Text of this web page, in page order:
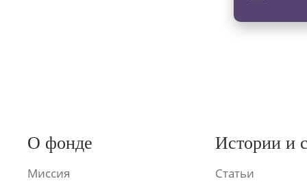
О фонде
Миссия
Истории и
Статьи